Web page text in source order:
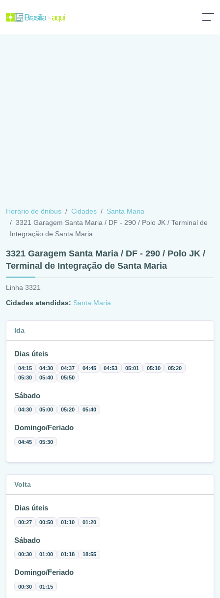
Horário de ônibus Cidades
Santa Maria
3321 Garagem Santa Maria / DF - 290 / Polo JK / Terminal de
Integração de Santa Maria
3321 Garagem Santa Maria / DF - 290 / Polo JK /
Terminal de Integração de Santa Maria
Linha 3321
Cidades atendidas: Santa Maria
Ida
Dias úteis
04:15 04:30 04:37 04:45 04:53 05:01 05:10
05:20
05:30
05:40 05:50
Sábado
04:30 05:00 05:20 05:40
Domingo/Feriado
04:45 05:30
Volta
Dias úteis
00:27 00:50 01:10 01:20
Sábado
00:30 01:00 01:18 18:55
Domingo/Feriado
00:30 01:15